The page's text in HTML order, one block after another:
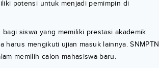
potensi untuk menjadi pemimpin di
siswa yang memiliki prestasi akademik
mengikuti ujian masuk lainnya. SNMPTN
memilih calon mahasiswa baru.